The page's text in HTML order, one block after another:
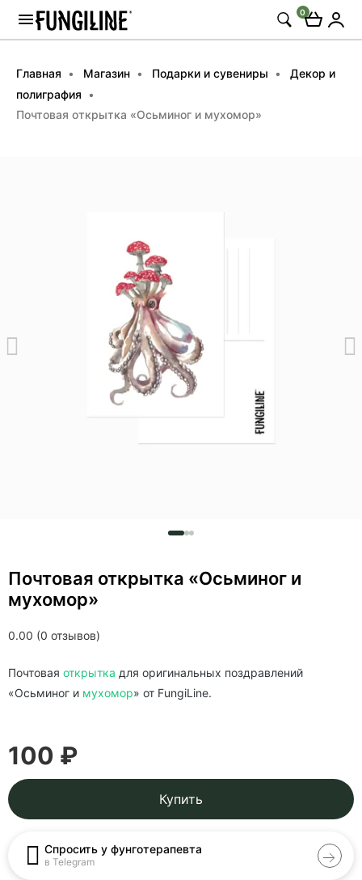
0
Главная Магазин Подарки и сувениры
Декор и
полиграфия
Почтовая открытка «Осьминог и мухомор»
0.00 (0 отзывов)
Почтовая открытка «Осьминог и
мухомор»
Почтовая открытка для оригинальных поздравлений
«Осьминог и мухомор» от FungiLine.
100 ₽
Купить
Спросить у фунготерапевта
в Telegram